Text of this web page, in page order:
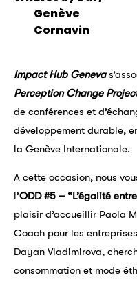
Impact Hub Geneva
Perception Change
de conférences et
développement durable,
la Genève Internationale.
A cette occasion, nous
l’ODD #5 – “L’égalité
plaisir d’accueillir Paola
Coach pour les
Dayan Vladimirova,
consommation et mode
Genève
Cornavin